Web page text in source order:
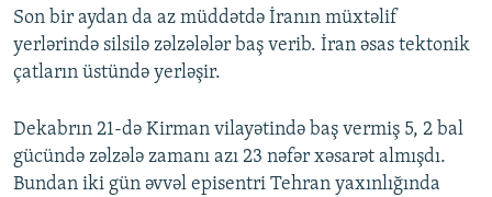
Son bir aydan da az müddətdə İranın müxtəlif
yerlərində silsilə zəlzələlər baş verib. İran əsas tektonik
çatların üstündə yerləşir.
Dekabrın 21-də Kirman vilayətində baş vermiş 5, 2 bal
gücündə zəlzələ zamanı azı 23 nəfər xəsarət almışdı.
Bundan iki gün əvvəl episentri Tehran yaxınlığında